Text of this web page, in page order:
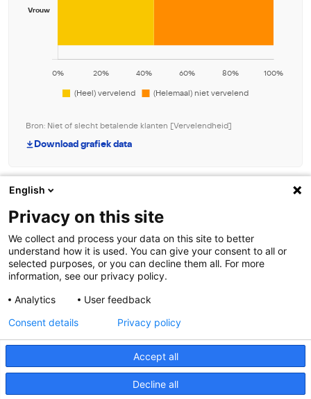
Om de beste ervaringen te bieden, gebruiken wij technologieën zoals
cookies om informatie over je apparaat op te slaan en/of te raadplegen.
Door in te stemmen met deze technologieën kunnen wij gegevens zoals
surfgedrag of unieke ID's op deze site verwerken. Als je geen toestemming
geeft of uw toestemming intrekt, kan dit een nadelige invloed hebben op
Accepteren
Weiger
Bekijk voorkeuren
Bron: Niet of slecht betalende klanten [Vervelendheid]
Download grafiek data
Contact
Meer weten?
Cookies
Toegankelijkheid
Privacy statement
English
Privacy on this site
We collect and process your data on this site to better
understand how it is used. You can give your consent to all or
selected purposes, or you can decline them all. For more
information, see our privacy policy.
Analytics
User feedback
Accept all
Decline all
Consent details Privacy policy